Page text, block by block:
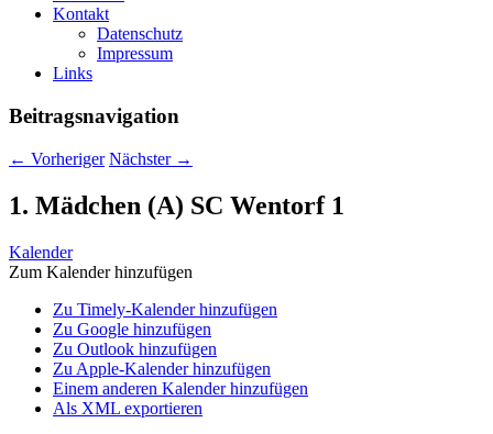
Kontakt
Datenschutz
Impressum
Links
Beitragsnavigation
← Vorheriger Nächster →
1. Mädchen (A) SC Wentorf 1
Kalender
Zum Kalender hinzufügen
Zu Timely-Kalender hinzufügen
Zu Google hinzufügen
Zu Outlook hinzufügen
Zu Apple-Kalender hinzufügen
Einem anderen Kalender hinzufügen
Als XML exportieren